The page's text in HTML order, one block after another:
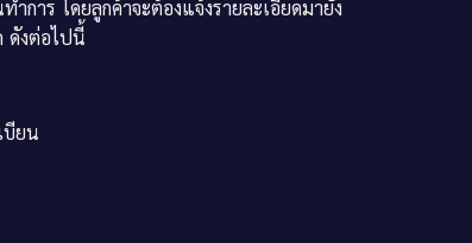
ำการ โดยลูกค้าจะต้องแจ้งรายละเอียดมายัง
ดังต่อไปนี้
บียน